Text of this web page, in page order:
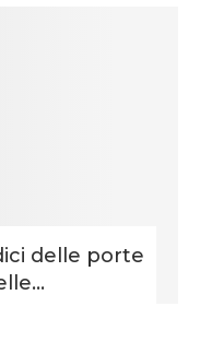
delle porte